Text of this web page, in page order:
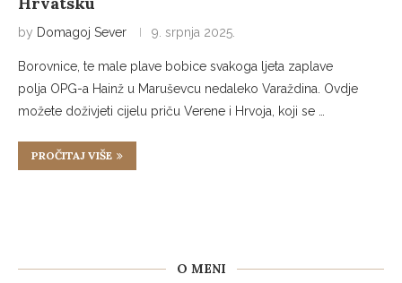
by Domagoj Sever 9. srpnja 2025.
Borovnice, te male plave bobice svakoga ljeta zaplave
polja OPG-a Hainž u Maruševcu nedaleko Varaždina. Ovdje
možete doživjeti cijelu priču Verene i Hrvoja, koji se …
PROČITAJ VIŠE
O MENI